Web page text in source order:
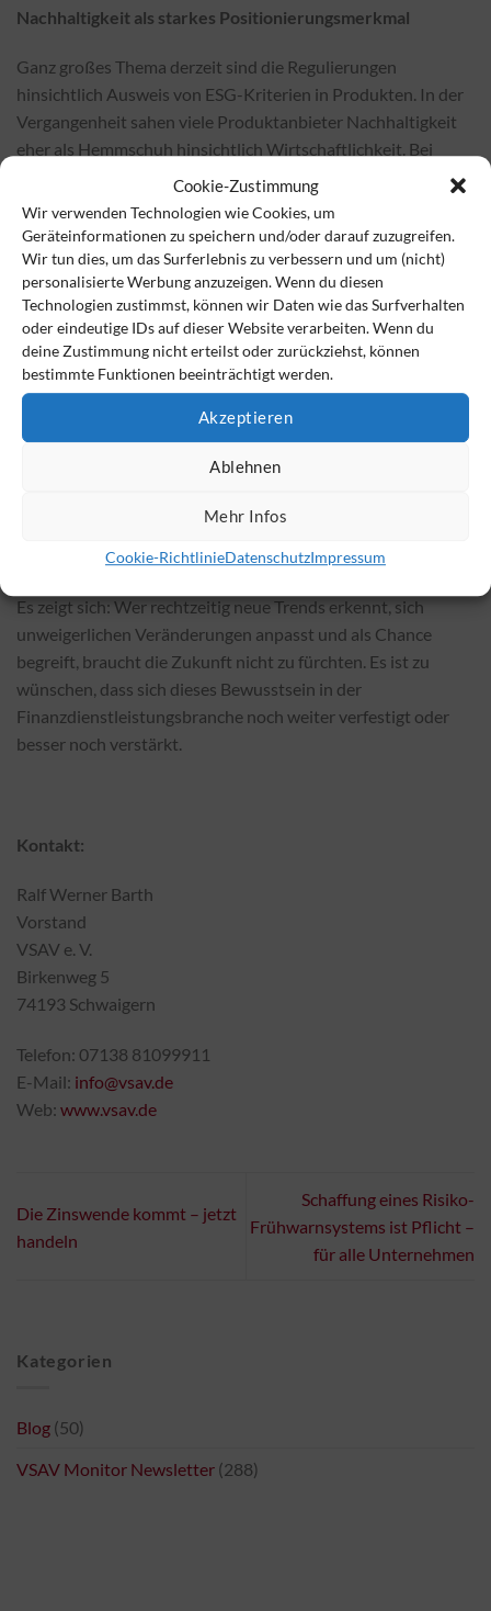
Cookie-Zustimmung
Wir verwenden Technologien wie Cookies, um
Geräteinformationen zu speichern und/oder darauf zuzugreifen.
Wir tun dies, um das Surferlebnis zu verbessern und um (nicht)
personalisierte Werbung anzuzeigen. Wenn du diesen
Technologien zustimmst, können wir Daten wie das Surfverhalten
oder eindeutige IDs auf dieser Website verarbeiten. Wenn du
deine Zustimmung nicht erteilst oder zurückziehst, können
bestimmte Funktionen beeinträchtigt werden.
Akzeptieren
Ablehnen
Mehr Infos
Cookie-RichtlinieDatenschutzImpressum
Nachhaltigkeit als starkes Positionierungsmerkmal
Ganz großes Thema derzeit sind die Regulierungen
hinsichtlich Ausweis von ESG-Kriterien in Produkten. In der
Vergangenheit sahen viele Produktanbieter Nachhaltigkeit
eher als Hemmschuh hinsichtlich Wirtschaftlichkeit. Bei
einem gleichzeitig stark gestiegenen Bewusstsein der
Menschen hinsichtlich ethischer Aspekte beim Konsum
genauso wie bei der Kapitalanlage sind
Umweltverschmutzung oder Missachtung sozialer Standards
zu einem Risiko geworden. Wer hier wie unser Fördermitglied
rechtzeitig seine Produkte dem Artikel 8 der EU-
Offenlegungsverordnung angepasst hat und bestimmten
ökologischen und sozialen Anlageprinzipien folgt, kann sich
im Anlagemarkt entsprechend leistungsstark positionieren.
Mittlerweile sind rund zwei Drittel der Canada Life-
Fondspalette auf Nachhaltigkeit getrimmt, wie bei ihrem
Ausnahmestellung im Markt, vor allem bei den Fondspolicen.
Zur Nachahmung empfohlen.
Es zeigt sich: Wer rechtzeitig neue Trends erkennt, sich
unweigerlichen Veränderungen anpasst und als Chance
begreift, braucht die Zukunft nicht zu fürchten. Es ist zu
wünschen, dass sich dieses Bewusstsein in der
Finanzdienstleistungsbranche noch weiter verfestigt oder
besser noch verstärkt.
Kontakt:
Ralf Werner Barth
Vorstand
VSAV e. V.
Birkenweg 5
74193 Schwaigern
Telefon: 07138 81099911
E-Mail: info@vsav.de
Web: www.vsav.de
Die Zinswende kommt – jetzt
handeln
Schaffung eines Risiko-
Frühwarnsystems ist Pflicht –
für alle Unternehmen
Kategorien
Blog (50)
VSAV Monitor Newsletter (288)